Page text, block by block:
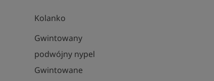
Kolanko
Gwintowany
podwójny nypel
Gwintowane